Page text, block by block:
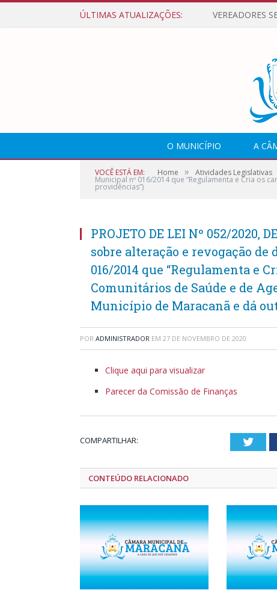
ÚLTIMAS ATUALIZAÇÕES:
O MUNICÍPIO A
VOCÊ ESTÁ EM: Home » Atividades Legislativas
Municipal nº 016/2014 que “Regulamenta e Cria os
providências”)
PROJETO DE LEI Nº 052/2020,
sobre alteração e revogação
016/2014 que “Regulamenta e
Comunitários de Saúde e de
Município de Maracanã e dá
POR ADMINISTRADOR EM 27 DE NOVEMBRO DE 2020
Clique aqui para visualizar
Parecer da Comissão de Finanças
COMPARTILHAR:
CONTEÚDO RELACIONADO